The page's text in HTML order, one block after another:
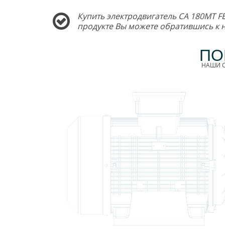
Купить электродвигатель CA
продукте Вы можете обратившись
НАШИ